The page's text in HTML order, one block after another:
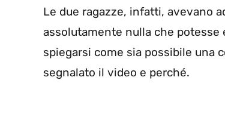
Le due ragazze, infatti, avevano
assolutamente nulla che potesse
spiegarsi come sia possibile una
segnalato il video e perché.